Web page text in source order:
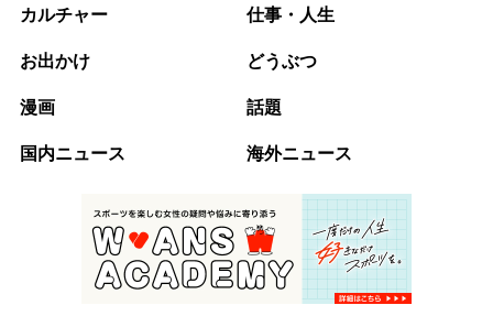
カルチャー 仕事・人生
お出かけ どうぶつ
漫画 話題
国内ニュース 海外ニュース